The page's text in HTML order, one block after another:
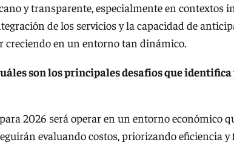
y transparente, especialmente en contextos
de los servicios y la capacidad de
creciendo en un entorno tan dinámico.
son los principales desafíos que identifica
2026 será operar en un entorno económico
evaluando costos, priorizando eficiencia